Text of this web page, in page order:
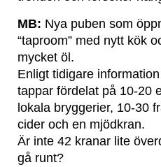
MB: Nya puben som
“taproom” med nytt kök
mycket öl.
Enligt tidigare
tappar fördelat på 10-20
lokala bryggerier, 10-30
cider och en mjödkran.
Är inte 42 kranar lite
gå runt?